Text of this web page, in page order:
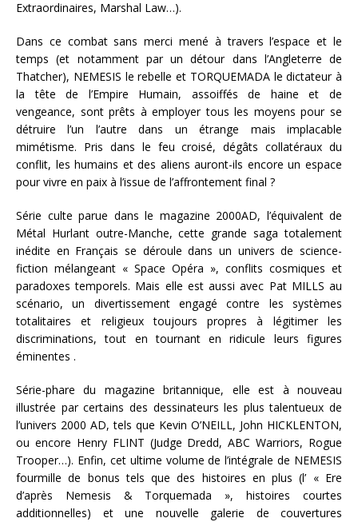
Extraordinaires, Marshal Law…).
Dans ce combat sans merci mené à travers l’espace et le
temps (et notamment par un détour dans l’Angleterre de
Thatcher), NEMESIS le rebelle et TORQUEMADA le dictateur à
la tête de l’Empire Humain, assoiffés de haine et de
vengeance, sont prêts à employer tous les moyens pour se
détruire l’un l’autre dans un étrange mais implacable
mimétisme. Pris dans le feu croisé, dégâts collatéraux du
conflit, les humains et des aliens auront-ils encore un espace
pour vivre en paix à l’issue de l’affrontement final ?
Série culte parue dans le magazine 2000AD, l’équivalent de
Métal Hurlant outre-Manche, cette grande saga totalement
inédite en Français se déroule dans un univers de science-
fiction mélangeant « Space Opéra », conflits cosmiques et
paradoxes temporels. Mais elle est aussi avec Pat MILLS au
scénario, un divertissement engagé contre les systèmes
totalitaires et religieux toujours propres à légitimer les
discriminations, tout en tournant en ridicule leurs figures
éminentes .
Série-phare du magazine britannique, elle est à nouveau
illustrée par certains des dessinateurs les plus talentueux de
l’univers 2000 AD, tels que Kevin O’NEILL, John HICKLENTON,
ou encore Henry FLINT (Judge Dredd, ABC Warriors, Rogue
Trooper…). Enfin, cet ultime volume de l’intégrale de NEMESIS
fourmille de bonus tels que des histoires en plus (l’ « Ere
d’après Nemesis & Torquemada », histoires courtes
additionnelles) et une nouvelle galerie de couvertures